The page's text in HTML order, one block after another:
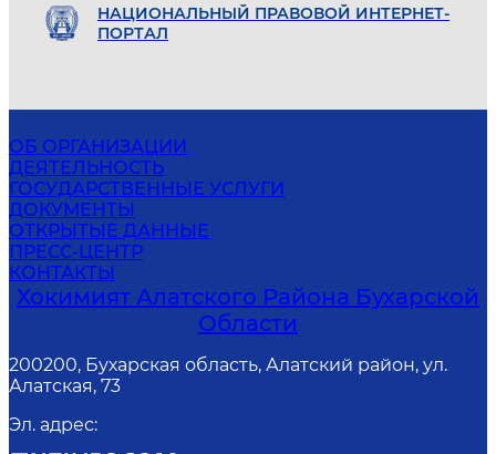
НАЦИОНАЛЬНЫЙ ПРАВОВОЙ ИНТЕРНЕТ-
ПОРТАЛ
ОБ ОРГАНИЗАЦИИ
ДЕЯТЕЛЬНОСТЬ
ГОСУДАРСТВЕННЫЕ УСЛУГИ
ДОКУМЕНТЫ
ОТКРЫТЫЕ ДАННЫЕ
ПРЕСС-ЦЕНТР
КОНТАКТЫ
Хокимият Алатского Района Бухарской
Области
200200, Бухарская область, Алатский район, ул.
Алатская, 73
Эл. адрес: